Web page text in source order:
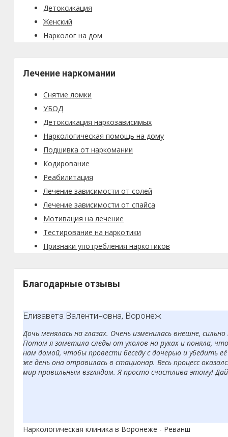
Детоксикация
Женский
Нарколог на дом
Лечение наркомании
Снятие ломки
УБОД
Детоксикация наркозависимых
Наркологическая помощь на дому
Подшивка от наркомании
Кодирование
Реабилитация
Лечение зависимости от солей
Лечение зависимости от спайса
Мотивация на лечение
Тестирование на наркотики
Признаки употребления наркотиков
Благодарные отзывы
Елизавета Валентиновна, Воронеж
Дочь менялась на глазах. Очень изменилась внешне,
Потом я заметила следы от уколов на руках и поняла,
нам домой, чтобы провести беседу с дочерью и убедить
же день она отравилась в стационар. Весь процесс
мир правильным взглядом. Я просто счастлива этому!
Наркологическая клиника в Воронеже - Реванш